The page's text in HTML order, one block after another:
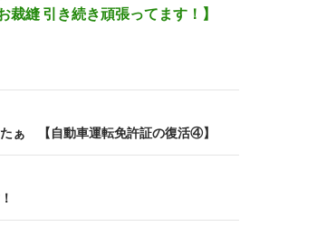
縫 引き続き頑張ってます！】
ぁ 【自動車運転免許証の復活④】